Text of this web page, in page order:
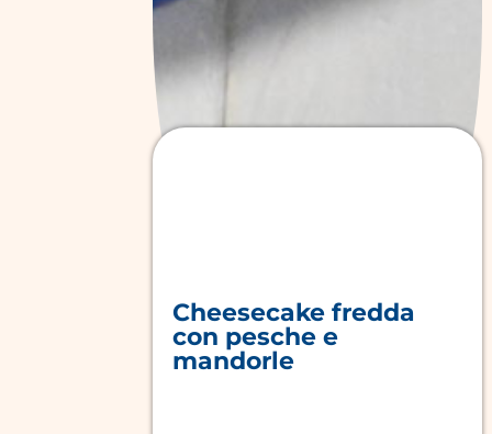
Cheesecake fredda
con pesche e
mandorle